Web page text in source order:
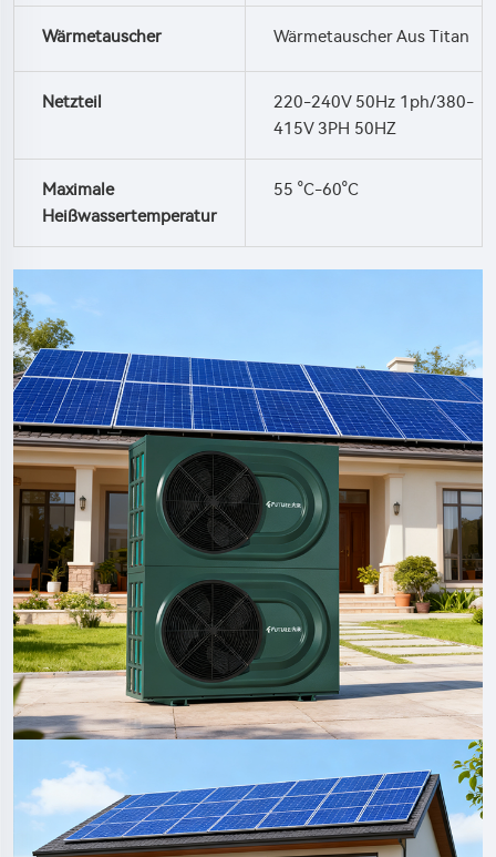
Wärmetauscher Wärmetauscher Aus Titan
Netzteil
220-240V 50Hz 1ph/380-
415V 3PH 50HZ
Maximale
Heißwassertemperatur
55 °C-60°C